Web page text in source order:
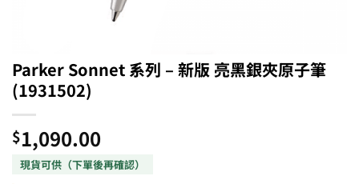
Parker Sonnet 系列 – 新版 亮黑銀夾原子筆
(1931502)
$1,090.00